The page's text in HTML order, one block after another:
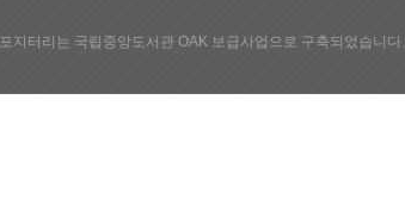
지터리는 국립중앙도서관 OAK 보급사업으로 구축되었습니다.